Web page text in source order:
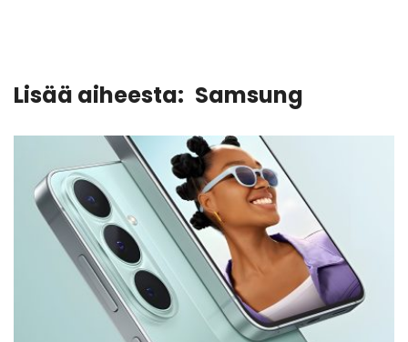
Lisää aiheesta: Samsung